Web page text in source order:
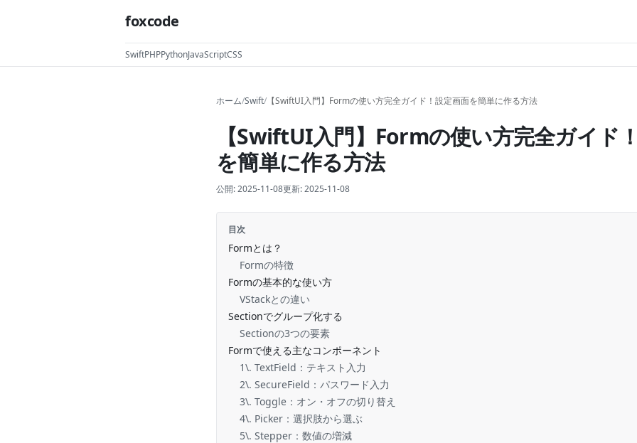
foxcode
SwiftPHPPythonJavaScriptCSS
ホーム/Swift/ 【SwiftUI入門】Formの使い方完全ガイド！設定画面を簡単に作る方法
【SwiftUI入門】Formの使い方完全ガイド
を簡単に作る方法
公開:2025-11-08更新:2025-11-08
目次
Formとは？
Formの特徴
Formの基本的な使い方
VStackとの違い
Sectionでグループ化する
Sectionの3つの要素
Formで使える主なコンポーネント
1\. TextField：テキスト入力
2\. SecureField：パスワード入力
3\. Toggle：オン・オフの切り替え
4\. Picker：選択肢から選ぶ
5\. Stepper：数値の増減